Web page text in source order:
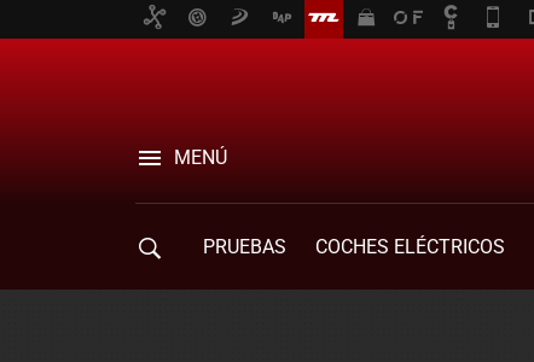
MENÚ
PRUEBAS COCHES ELÉCTRICOS